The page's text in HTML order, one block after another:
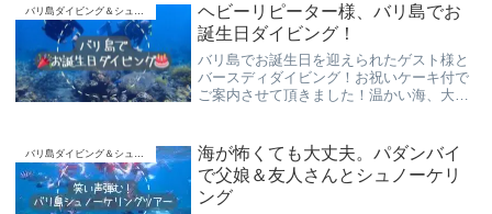
バリ島ダイビング＆シュノーケリング
ヘビーリピーター様、バリ島でお
誕生日ダイビング！
バリ島でお誕生日を迎えられたゲスト様と
バースディダイビング！お祝いケーキ付で
ご案内させて頂きました！温かい海、大潮
ができました！
バリ島ダイビング＆シュノーケリング
海が怖くても大丈夫。パダンバイ
で父娘＆友人さんとシュノーケリ
ング